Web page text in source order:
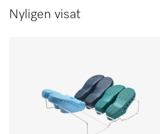
Nyligen visat